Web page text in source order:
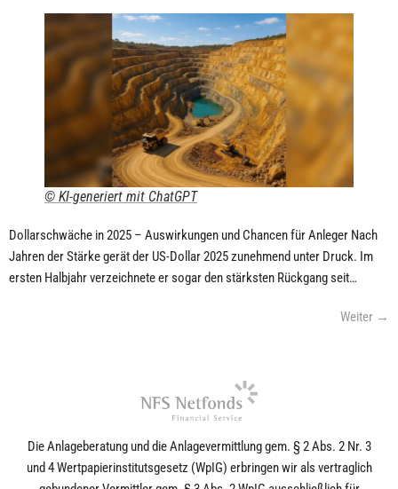
© KI-generiert mit ChatGPT
Dollarschwäche in 2025 – Auswirkungen und Chancen für Anleger Nach
Jahren der Stärke gerät der US-Dollar 2025 zunehmend unter Druck. Im
ersten Halbjahr verzeichnete er sogar den stärksten Rückgang seit…
Weiter →
Die Anlageberatung und die Anlagevermittlung gem. § 2 Abs. 2 Nr. 3
und 4 Wertpapierinstitutsgesetz (WpIG) erbringen wir als vertraglich